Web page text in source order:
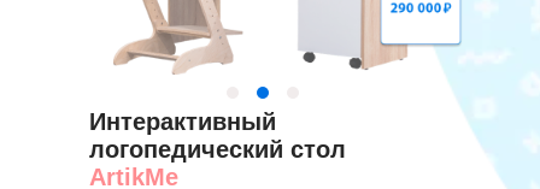
Интерактивный
логопедический стол
ArtikMe